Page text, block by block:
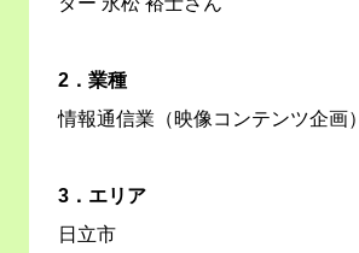
2．業種
情報通信業（映像コンテンツ企画）
3．エリア
日立市